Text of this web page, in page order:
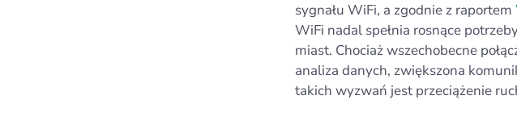
sygnału WiFi, a zgodnie z raportem
WiFi nadal spełnia rosnące
miast. Chociaż wszechobecne
analiza danych, zwiększona
takich wyzwań jest przeciążenie